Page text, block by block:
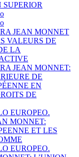
JEAN MONNET
VALEURS DE
LA
JEAN MONNET:
DE
EN
DE
EUROPEO.
MONNET:
ET LES
EUROPEO.